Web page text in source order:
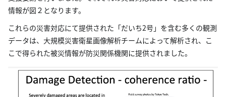
情報が図２となります。
これらの災害対応にて提供された「だいち2号」を含む多くの観測
データは、大規模災害衛星画像解析チームによって解析され、こ
こで得られた被災情報が防災関係機関に提供されました。